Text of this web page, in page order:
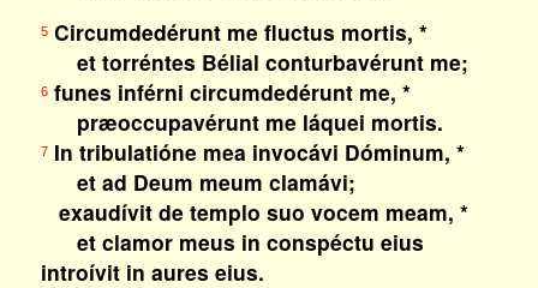
5Circumdedérunt me fluctus mortis, *
et torréntes Bélial conturbavérunt me;
6funes inférni circumdedérunt me, *
præoccupavérunt me láquei mortis.
7In tribulatióne mea invocávi Dóminum, *
et ad Deum meum clamávi;
exaudívit de templo suo vocem meam, *
et clamor meus in conspéctu eius
introívit in aures eius.